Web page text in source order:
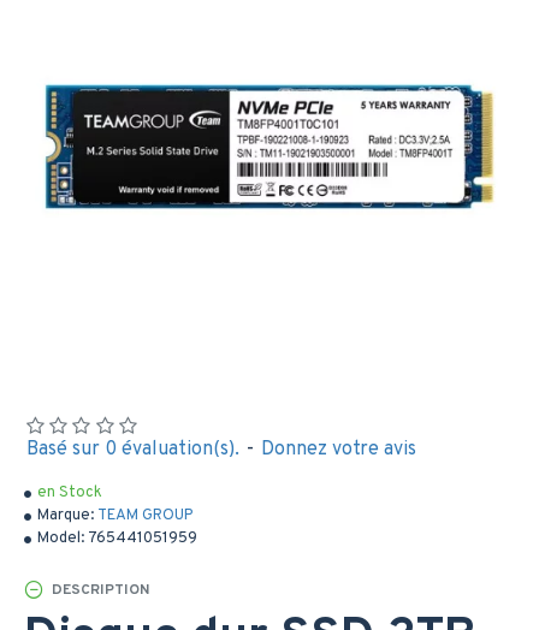
en Stock
Marque: TEAM GROUP
Model: 765441051959
Basé sur 0 évaluation(s). - Donnez votre avis
DESCRIPTION